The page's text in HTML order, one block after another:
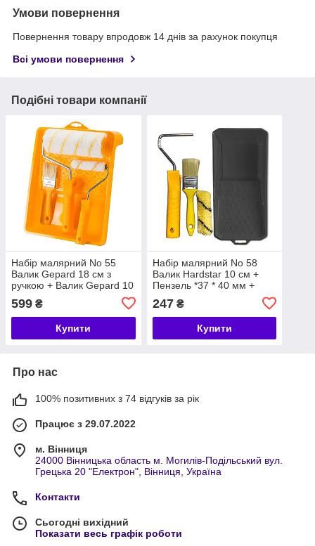
Умови повернення
Повернення товару впродовж 14 днів за рахунок покупця
Всі умови повернення
Подібні товари компанії
Набір малярний No 55
Валик Gepard 18 см з
ручкою + Валик Gepard 10
см з ручкою + Пензлик 2"
+ Ванночка малярська 2
599 ₴
Купити
Набір малярний No 58
Валик Hardstar 10 см +
Пензель *37 * 40 мм +
ванночка малярська FIT 1
(чорна)
247₴
Купити
Про нас
100% позитивних з 74 відгуків за рік
Працює з 29.07.2022
м. Вінниця
24000 Вінницька область м. Могилів-Подільський вул.
Грецька 20 "Електрон", Вінниця, Україна
Контакти
Сьогодні вихідний
Показати весь графік роботи